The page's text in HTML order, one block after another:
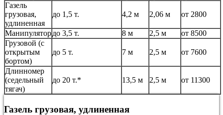
Газель
грузовая,
удлиненная
до 1,5 т. 4,2 м 2,06 м от 2800
Манипулятордо 3,5 т. 8 м 2,5 м
от 8500
Грузовой (с
открытым
бортом)
до 5 т. 7 м 2,5 м от 7600
Длинномер
(седельный
тягач)
до 20 т.* 13,5 м 2,5 м от 11300
Газель грузовая, удлиненная